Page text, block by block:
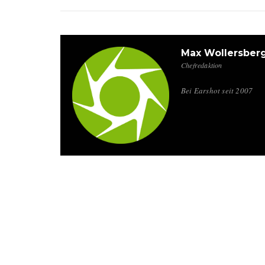
Max
Chefredaktion
Bei Earshot seit 2007